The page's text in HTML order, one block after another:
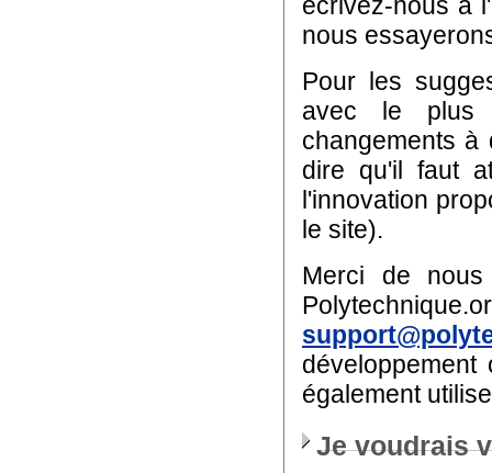
nous
Pour les
avec le plus
changements
dire qu'il faut
l'innovation
le site).
Merci de
également
Je voudrais